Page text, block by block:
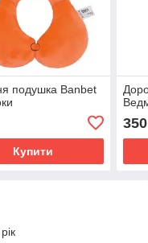
подушка Banbet
Купити
350